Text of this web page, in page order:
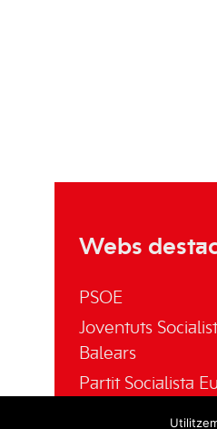
Webs
PSOE
Joventuts
Balears
Partit Socialista